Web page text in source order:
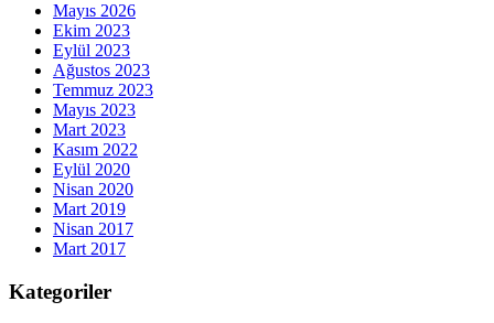
Mayıs 2026
Ekim 2023
Eylül 2023
Ağustos 2023
Temmuz 2023
Mayıs 2023
Mart 2023
Kasım 2022
Eylül 2020
Nisan 2020
Mart 2019
Nisan 2017
Mart 2017
Kategoriler